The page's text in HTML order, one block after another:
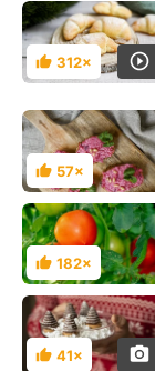
Hodnocení
312×
Hodnocení
57×
Hodnocení
182×
Hodnocení
41×